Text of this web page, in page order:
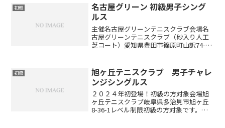
初級
名古屋グリーン 初級男子シング
ルス
主催名古屋グリーンテニスクラブ会場名
古屋グリーンテニスクラブ（砂入り人工
芝コート）愛知県豊田市篠原町山訳74-1
以降ご参加いただけません。定員24名
（定員になり次第、キ...
初級
旭ヶ丘テニスクラブ 男子チャレ
ンジシングルス
２０２４年初登場！初級の方対象会場旭
ヶ丘テニスクラブ岐阜県多治見市旭ヶ丘
8-36-1レベル制限初級の方対象です。チ